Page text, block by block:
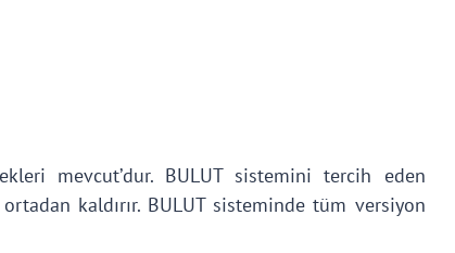
mevcut’dur. BULUT sistemini tercih eden
kaldırır. BULUT sisteminde tüm versiyon